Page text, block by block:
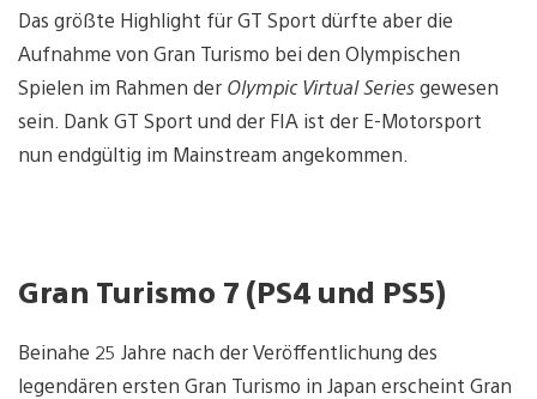
Das größte Highlight für GT Sport dürfte aber die
Aufnahme von Gran Turismo bei den Olympischen
Spielen im Rahmen der Olympic Virtual Seriesgewesen
sein. Dank GT Sport und der FIA ist der E-Motorsport
nun endgültig im Mainstream angekommen.
Gran Turismo 7 (PS4 und PS5)
Beinahe 25 Jahre nach der Veröffentlichung des
legendären ersten Gran Turismo in Japan erscheint Gran